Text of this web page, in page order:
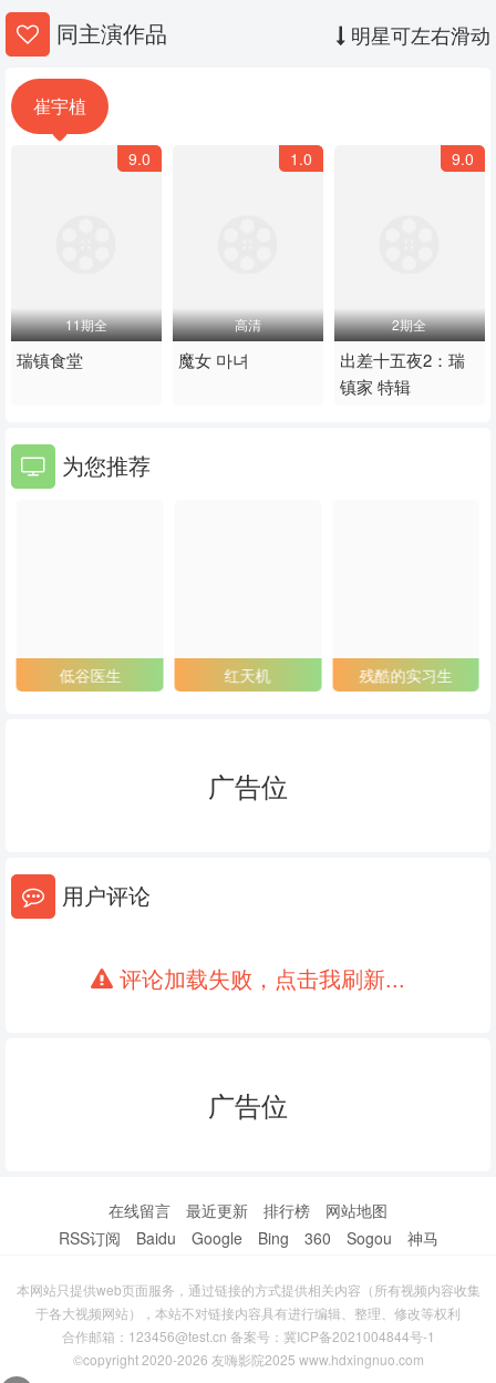
同主演作品 明星可左右滑动
崔宇植
9.0
11期全
瑞镇食堂
1.0
高清
魔女 마녀
9.0
2期全
出差十五夜2：瑞
镇家 特辑
为您推荐
低谷医生 红天机 残酷的实习生
广告位
用户评论
评论加载失败，点击我刷新...
广告位
在线留言 最近更新 排行榜
网站地图
RSS订阅
Baidu Google Bing 360 Sogou 神马
本网站只提供web页面服务，通过链接的方式提供相关内容（所有视频内容收集
于各大视频网站），本站不对链接内容具有进行编辑、整理、修改等权利
合作邮箱：123456@test.cn 备案号： 冀ICP备2021004844号-1
©copyright 2020-2026 友嗨影院2025 www.hdxingnuo.com